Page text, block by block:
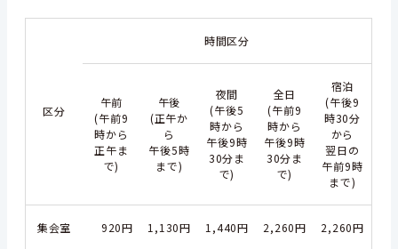
区分
時間区分
午前
(午前9
時から
正午ま
で)
午後
(正午か
ら
午後5時
まで)
夜間
(午後5
時から
午後9時
30分ま
で)
全日
(午前9
時から
午後9時
30分ま
で)
宿泊
(午後9
時30分
から
翌日の
午前9時
まで)
集会室 920円 1,130円 1,440円 2,260円 2,260円